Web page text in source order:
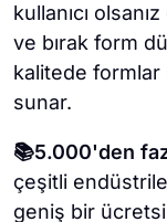
kullanıcı
ve bırak form
kalitede
sunar.
📚5.000'den
çeşitli
geniş bir